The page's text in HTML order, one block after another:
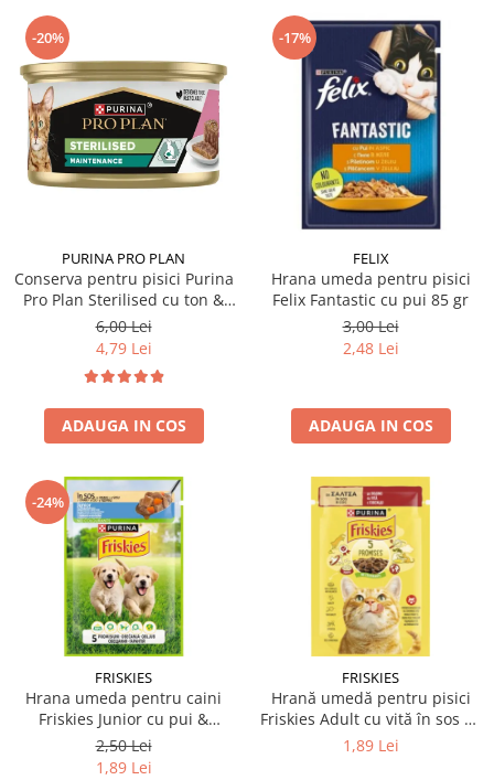
-20%
PURINA PRO PLAN
Conserva pentru pisici Purina
Pro Plan Sterilised cu ton &
somon 85 gr
6,00 Lei
4,79 Lei
ADAUGA IN COS
-17%
FELIX
Hrana umeda pentru pisici
Felix Fantastic cu pui 85 gr
3,00 Lei
2,48 Lei
ADAUGA IN COS
-24%
FRISKIES
Hrana umeda pentru caini
Friskies Junior cu pui &
mazare 85 gr
2,50 Lei
1,89 Lei
FRISKIES
Hrană umedă pentru pisici
Friskies Adult cu vită în sos 85
gr
1,89 Lei